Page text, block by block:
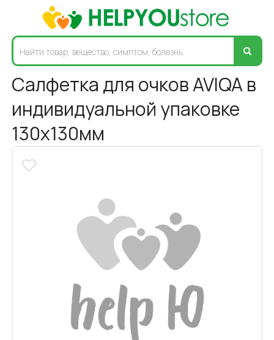
Салфетка для очков AVIQA в
индивидуальной упаковке
130х130мм